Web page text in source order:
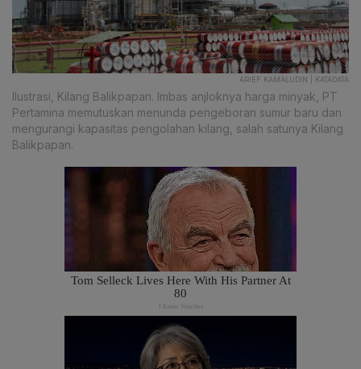
ARIEF KAMALUDIN | KATADATA
Ilustrasi, Kilang Balikpapan. Imbas anjloknya harga minyak, PT
Pertamina memutuskan menunda pengeboran sumur baru dan
mengurangi kapasitas pengolahan kilang, salah satunya Kilang
Balikpapan.